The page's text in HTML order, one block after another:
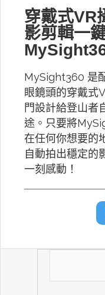
穿戴式VR
影剪輯一
MySight360 是
眼鏡頭的穿戴式
門設計給登山者
途。只要將
在任何你想要的
自動拍出穩定的
一刻感動！